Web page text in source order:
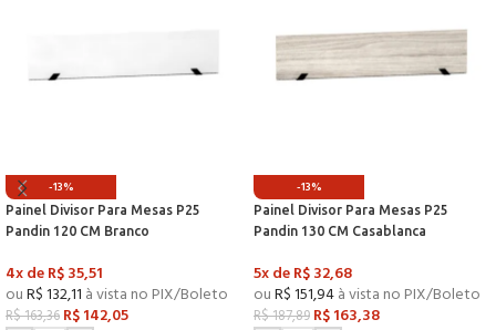
-13%
Painel Divisor Para Mesas P25
Pandin 120 CM Branco
4x deR$35,51
ouR$132,11 à vista no PIX/Boleto
R$163,36 R$142,05
-13%
Painel Divisor Para Mesas P25
Pandin 130 CM Casablanca
5x deR$32,68
ouR$151,94à vista no PIX/Boleto
R$187,89 R$163,38